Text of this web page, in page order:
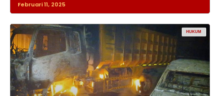
Februari 11, 2025
HUKUM